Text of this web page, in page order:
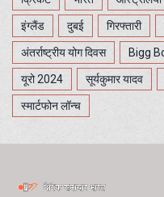
इंग्लैंड दुबई गिरफ्तारी
अंतर्राष्ट्रीय योग दिवस Bigg
यूरो 2024 सूर्यकुमार यादव
स्मार्टफोन लॉन्च